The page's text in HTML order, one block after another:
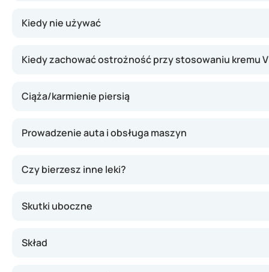
Kiedy nie używać
Kiedy zachować ostrożność przy stosowaniu kremu
Ciąża/karmienie piersią
Prowadzenie auta i obsługa maszyn
Czy bierzesz inne leki?
Skutki uboczne
Skład